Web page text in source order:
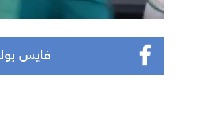
فايس